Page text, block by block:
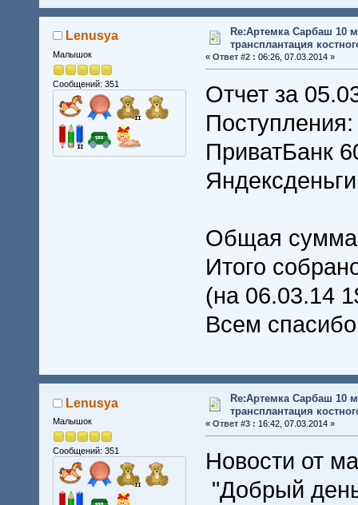
Lenusya
Малышок
Сообщений: 351
Re:Артемка Сарбаш 10
трансплантация
« Ответ #2 : 06:26, 07.03.2014 »
Отчет за
Поступления:
ПриватБанк
Общая сумма
Итого
(на 06.03.14
Всем
Lenusya
Малышок
Сообщений: 351
Re:Артемка Сарбаш 10
трансплантация
« Ответ #3 : 16:42, 07.03.2014 »
Новости от
"Добрый